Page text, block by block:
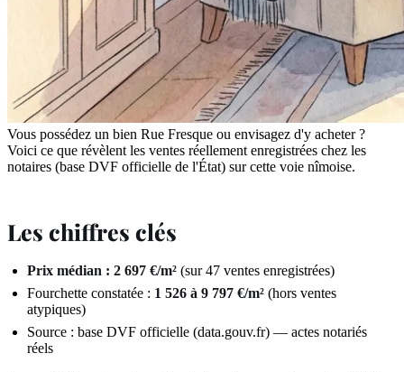
Vous possédez un bien Rue Fresque ou envisagez d'y acheter ?
Voici ce que révèlent les ventes réellement enregistrées chez les
notaires (base DVF officielle de l'État) sur cette voie nîmoise.
Les chiffres clés
Prix médian : 2 697 €/m² (sur 47 ventes enregistrées)
Fourchette constatée : 1 526 à 9 797 €/m² (hors ventes
atypiques)
Source : base DVF officielle (data.gouv.fr) — actes notariés
réels